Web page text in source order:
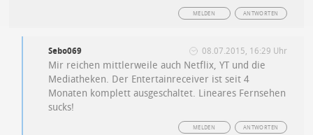
ANTWORTEN
MELDEN
Sebo069 08.07.2015, 16:29 Uhr
Mir reichen mittlerweile auch Netflix, YT und die
Mediatheken. Der Entertainreceiver ist seit 4
Monaten komplett ausgeschaltet. Lineares Fernsehen
sucks!
ANTWORTEN
MELDEN